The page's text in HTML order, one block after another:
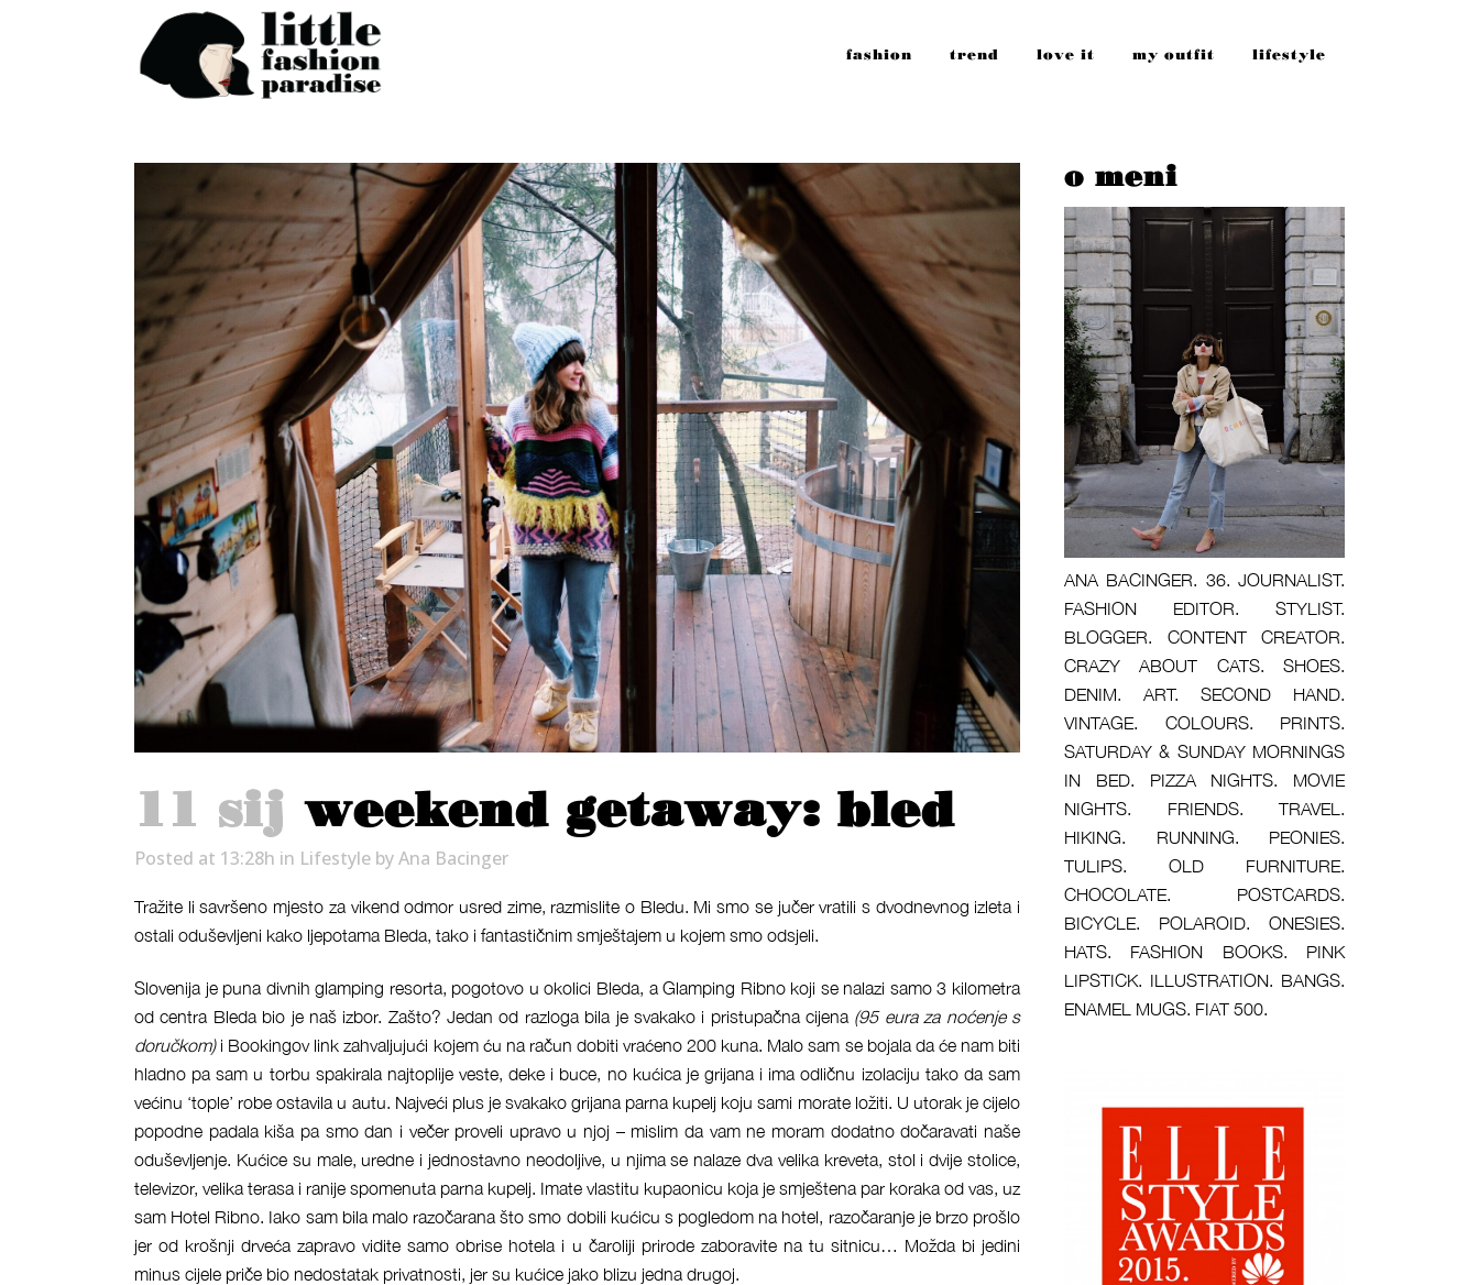
fashion trend love it my outfit lifestyle
11 sij weekend getaway: bled
Posted at 13:28h in Lifestyle byAna Bacinger
Tražite li savršeno mjesto za vikend odmor usred zime, razmislite o Bledu. Mi smo se jučer vratili s dvodnevnog izleta i
ostali oduševljeni kako ljepotama Bleda, tako i fantastičnim smještajem u kojem smo odsjeli.
Slovenija je puna divnih glamping resorta, pogotovo u okolici Bleda, a Glamping Ribno koji se nalazi samo 3 kilometra
od centra Bleda bio je naš izbor. Zašto? Jedan od razloga bila je svakako i pristupačna cijena (95 eura za noćenje s
doručkom)i Bookingov link zahvaljujući kojem ću na račun dobiti vraćeno 200 kuna. Malo sam se bojala da će nam biti
hladno pa sam u torbu spakirala najtoplije veste, deke i buce, no kućica je grijana i ima odličnu izolaciju tako da sam
većinu ‘tople’ robe ostavila u autu. Najveći plus je svakako grijana parna kupelj koju sami morate ložiti. U utorak je cijelo
popodne padala kiša pa smo dan i večer proveli upravo u njoj – mislim da vam ne moram dodatno dočaravati naše
oduševljenje. Kućice su male, uredne i jednostavno neodoljive, u njima se nalaze dva velika kreveta, stol i dvije stolice,
televizor, velika terasa i ranije spomenuta parna kupelj. Imate vlastitu kupaonicu koja je smještena par koraka od vas, uz
sam Hotel Ribno. Iako sam bila malo razočarana što smo dobili kućicu s pogledom na hotel, razočaranje je brzo prošlo
jer od krošnji drveća zapravo vidite samo obrise hotela i u čaroliji prirode zaboravite na tu sitnicu… Možda bi jedini
minus cijele priče bio nedostatak privatnosti, jer su kućice jako blizu jedna drugoj.
o meni
ANA BACINGER. 36. JOURNALIST.
FASHION EDITOR. STYLIST.
BLOGGER. CONTENT CREATOR.
CRAZY ABOUT CATS. SHOES.
DENIM. ART. SECOND HAND.
VINTAGE. COLOURS. PRINTS.
SATURDAY & SUNDAY MORNINGS
IN BED. PIZZA NIGHTS. MOVIE
NIGHTS. FRIENDS. TRAVEL.
HIKING. RUNNING. PEONIES.
TULIPS. OLD FURNITURE.
CHOCOLATE. POSTCARDS.
BICYCLE. POLAROID. ONESIES.
HATS. FASHION BOOKS. PINK
LIPSTICK. ILLUSTRATION. BANGS.
ENAMEL MUGS. FIAT 500.